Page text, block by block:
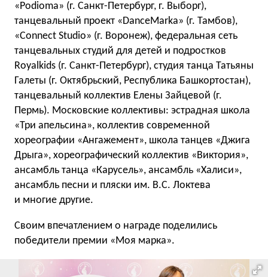
«Podioma» (г. Санкт-Петербург, г. Выборг),
танцевальный проект «DanceMarka» (г. Тамбов),
«Connect Studio» (г. Воронеж), федеральная сеть
танцевальных студий для детей и подростков
Royalkids (г. Санкт-Петербург), студия танца Татьяны
Галеты (г. Октябрьский, Республика Башкортостан),
танцевальный коллектив Елены Зайцевой (г.
Пермь). Московские коллективы: эстрадная школа
«Три апельсина», коллектив современной
хореографии «Ангажемент», школа танцев «Джига
Дрыга», хореографический коллектив «Виктория»,
ансамбль танца «Карусель», ансамбль «Халиси»,
ансамбль песни и пляски им. В.С. Локтева
и многие другие.
Своим впечатлением о награде поделились
победители премии «Моя марка».